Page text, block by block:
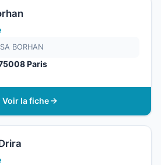
BORHAN
Paris
Voir la fiche